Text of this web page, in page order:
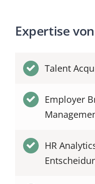
Expertise
Talent
Employer
HR